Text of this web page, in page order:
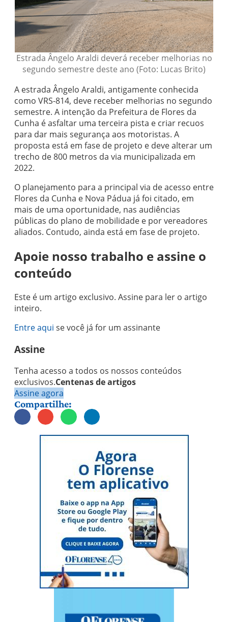
Estrada Ângelo Araldi deverá receber melhorias no
segundo semestre deste ano (Foto: Lucas Brito)
A estrada Ângelo Araldi, antigamente conhecida
como VRS-814, deve receber melhorias no segundo
semestre. A intenção da Prefeitura de Flores da
Cunha é asfaltar uma terceira pista e criar recuos
para dar mais segurança aos motoristas. A
proposta está em fase de projeto e deve alterar um
trecho de 800 metros da via municipalizada em
2022.
O planejamento para a principal via de acesso entre
Flores da Cunha e Nova Pádua já foi citado, em
mais de uma oportunidade, nas audiências
públicas do plano de mobilidade e por vereadores
aliados. Contudo, ainda está em fase de projeto.
Apoie nosso trabalho e assine o
conteúdo
Este é um artigo exclusivo. Assine para ler o artigo
inteiro.
Entre aqui se você já for um assinante
Assine
Tenha acesso a todos os nossos conteúdos
exclusivos.Centenas de artigos
Assine agora
Compartilhe: